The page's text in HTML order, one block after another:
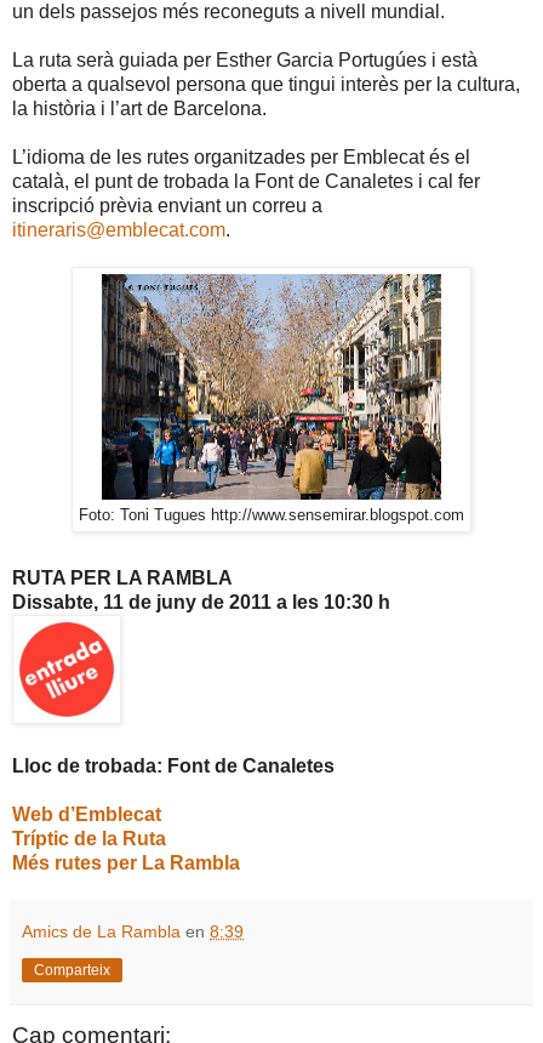
un dels passejos més reconeguts a nivell mundial.
La ruta serà guiada per Esther Garcia Portugúes i està
oberta a qualsevol persona que tingui interès per la cultura,
la història i l’art de Barcelona.
L’idioma de les rutes organitzades per Emblecat és el
català, el punt de trobada la Font de Canaletes i cal fer
inscripció prèvia enviant un correu a
itineraris@emblecat.com.
Foto: Toni Tugues http://www.sensemirar.blogspot.com
RUTA PER LA RAMBLA
Dissabte, 11 de juny de 2011 a les 10:30 h
Lloc de trobada: Font de Canaletes
Web d’Emblecat
Tríptic de la Ruta
Més rutes per La Rambla
Amics de La Rambla en 8:39
Comparteix
Cap comentari: